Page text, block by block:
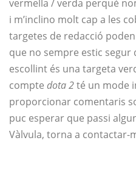
vermella / verda perquè
i m’inclino molt cap a les
targetes de redacció
que no sempre estic segur
escollint és una targeta
compte dota 2té un mode
proporcionar comentaris
puc esperar que passi
Vàlvula, torna a contactar-